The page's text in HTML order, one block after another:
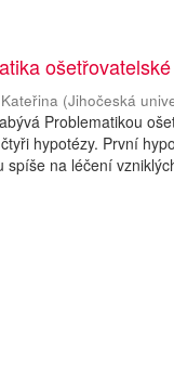
(Jihočeská
Problematikou
hypotézy. První
spíše na léčení